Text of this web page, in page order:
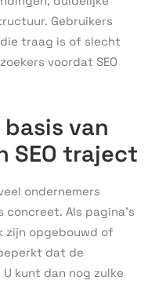
Gebruikers
traag is of slecht
voordat SEO
van
SEO traject
ondernemers
Als pagina’s
zijn opgebouwd of
dat de
kunt dan nog zulke